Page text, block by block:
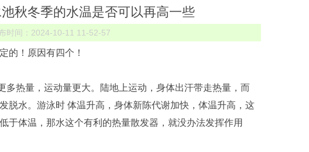
秋冬季的水温是否可以再高一些
时间：2024-10-11 11-52-57
的！原因有四个！
热量，运动量更大。陆地上运动，身体出汗带走热量，而
脱水。游泳时 体温升高，身体新陈代谢加快，体温升高，这
于体温，那水这个有利的热量散发器，就没办法发挥作用